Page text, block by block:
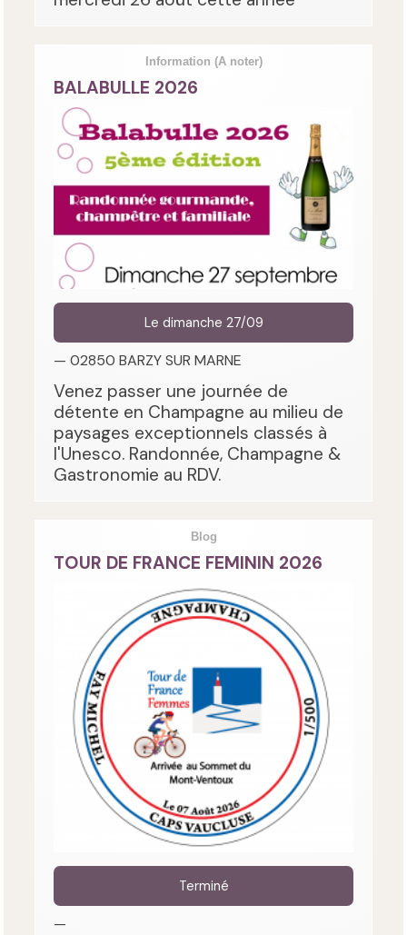
Information (A noter)
BALABULLE 2026
Le dimanche 27/09
— 02850 BARZY SUR MARNE
Venez passer une journée de
détente en Champagne au milieu de
paysages exceptionnels classés à
l'Unesco. Randonnée, Champagne &
Gastronomie au RDV.
Blog
TOUR DE FRANCE FEMININ 2026
Terminé
—